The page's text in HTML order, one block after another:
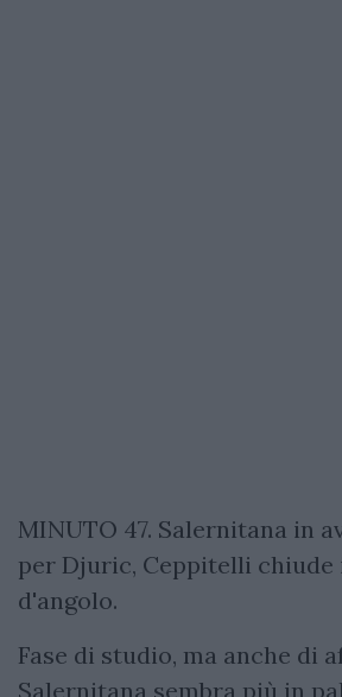
MINUTO 47. Salernitana in
per Djuric, Ceppitelli chiude
d'angolo.
Fase di studio, ma anche di
Salernitana sembra più in